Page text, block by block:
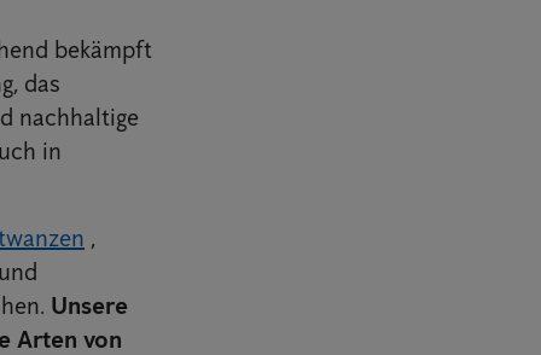
bekämpft
das
nachhaltige
in
,
Unsere
Arten von